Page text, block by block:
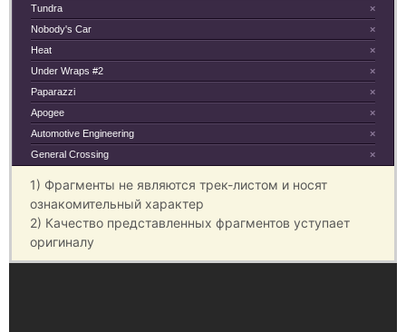
×
Tundra
×
Nobody's Car
×
Heat
×
Under Wraps #2
×
Paparazzi
×
Apogee
×
Automotive Engineering
×
General Crossing
1) Фрагменты не являются трек-листом и носят
ознакомительный характер
2) Качество представленных фрагментов уступает
оригиналу